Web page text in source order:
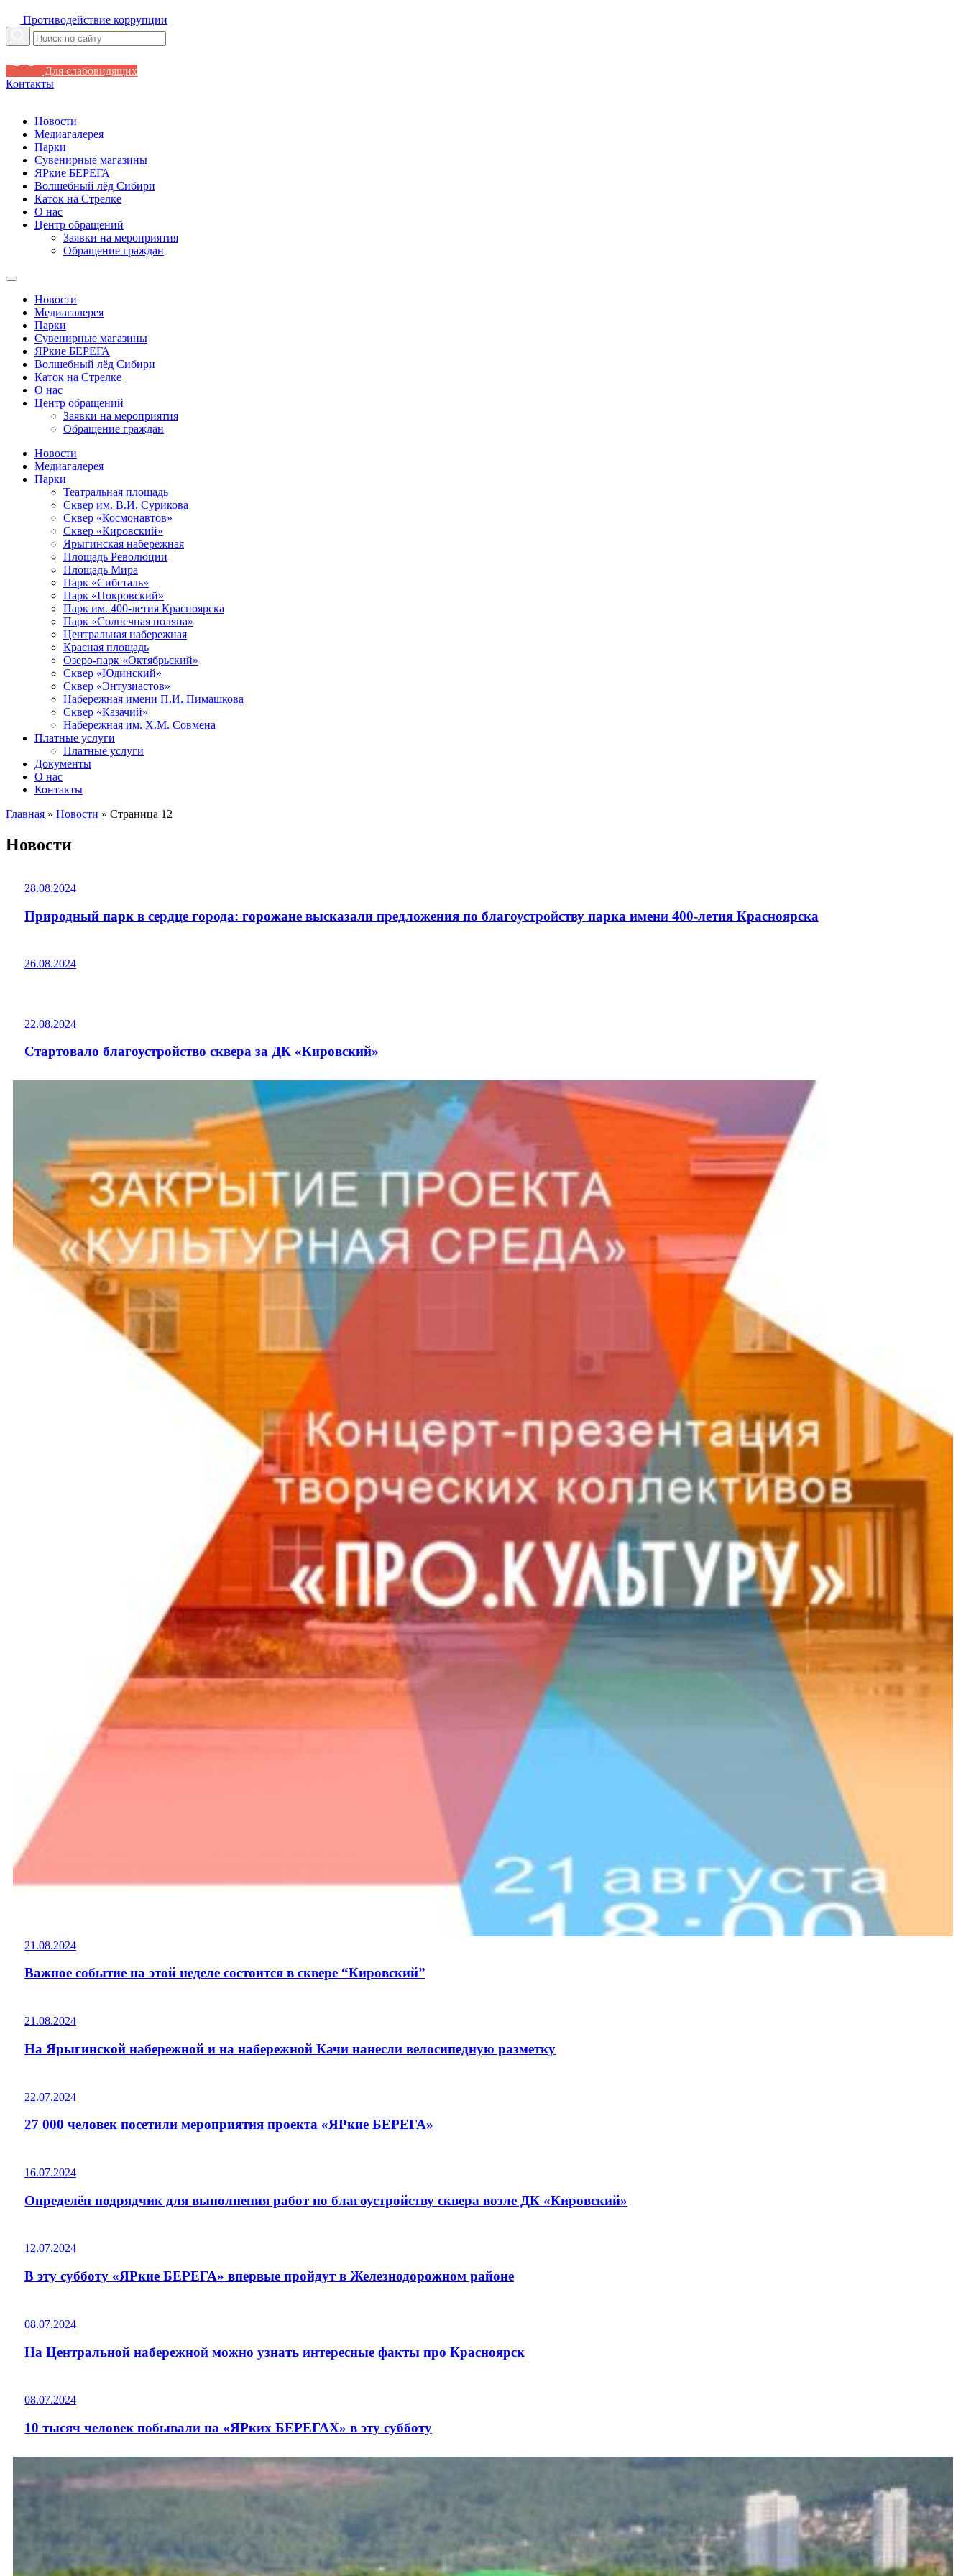
Противодействие коррупции
Для слабовидящих
Контакты
Новости
Медиагалерея
Парки
Сувенирные магазины
ЯРкие БЕРЕГА
Волшебный лёд Сибири
Каток на Стрелке
О нас
Центр обращений
Заявки на мероприятия
Обращение граждан
Новости
Медиагалерея
Парки
Сувенирные магазины
ЯРкие БЕРЕГА
Волшебный лёд Сибири
Каток на Стрелке
О нас
Центр обращений
Заявки на мероприятия
Обращение граждан
Новости
Медиагалерея
Парки
Театральная площадь
Сквер им. В.И. Сурикова
Сквер «Космонавтов»
Сквер «Кировский»
Ярыгинская набережная
Площадь Революции
Площадь Мира
Парк «Сибсталь»
Парк «Покровский»
Парк им. 400-летия Красноярска
Парк «Солнечная поляна»
Центральная набережная
Красная площадь
Озеро-парк «Октябрьский»
Сквер «Юдинский»
Сквер «Энтузиастов»
Набережная имени П.И. Пимашкова
Сквер «Казачий»
Набережная им. Х.М. Совмена
Платные услуги
Платные услуги
Документы
О нас
Контакты
Главная » Новости » Страница 12
Новости
28.08.2024
Природный парк в сердце города: горожане высказали предложения по благоустройству парка имени 400-летия Красноярска
26.08.2024
22.08.2024
Стартовало благоустройство сквера за ДК «Кировский»
21.08.2024
Важное событие на этой неделе состоится в сквере “Кировский”
21.08.2024
На Ярыгинской набережной и на набережной Качи нанесли велосипедную разметку
22.07.2024
27 000 человек посетили мероприятия проекта «ЯРкие БЕРЕГА»
16.07.2024
Определён подрядчик для выполнения работ по благоустройству сквера возле ДК «Кировский»
12.07.2024
В эту субботу «ЯРкие БЕРЕГА» впервые пройдут в Железнодорожном районе
08.07.2024
На Центральной набережной можно узнать интересные факты про Красноярск
08.07.2024
10 тысяч человек побывали на «ЯРких БЕРЕГАХ» в эту субботу